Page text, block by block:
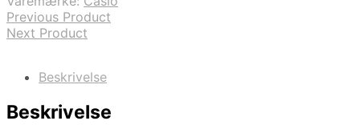
Previous Product
Next Product
Beskrivelse
Beskrivelse